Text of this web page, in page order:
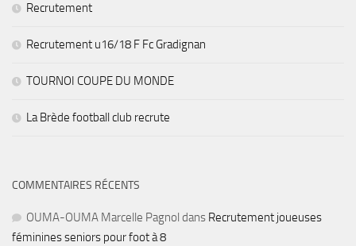
Recrutement
Recrutement u16/18 F Fc Gradignan
TOURNOI COUPE DU MONDE
La Brède football club recrute
COMMENTAIRES RÉCENTS
OUMA-OUMA Marcelle Pagnol dans Recrutement joueuses
féminines seniors pour foot à 8